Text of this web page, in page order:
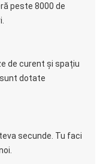
peste 8000 de
de curent și spațiu
dotate
secunde. Tu faci